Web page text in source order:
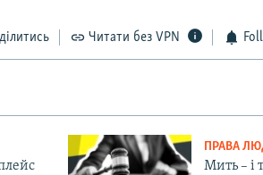
Читати без VPN
ПРАВА
Мить – і